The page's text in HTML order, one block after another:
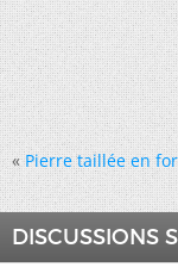
« Pierre taillée en
DISCUSSIONS